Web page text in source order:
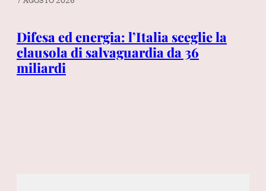
l’Italia sceglie la
da 36
Garlasco, la difesa
Procura: «Dna e
villetta di Chiara